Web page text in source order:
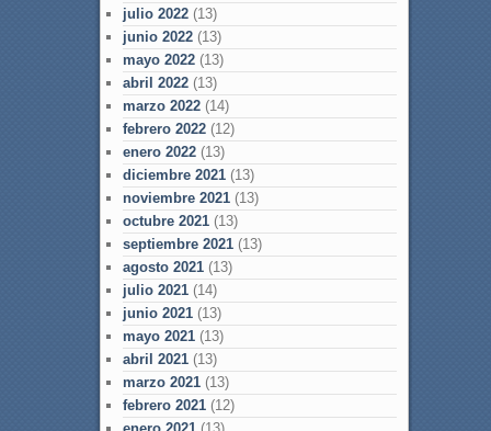
julio 2022(13)
junio 2022(13)
mayo 2022(13)
abril 2022(13)
marzo 2022(14)
febrero 2022(12)
enero 2022(13)
diciembre 2021(13)
noviembre 2021(13)
octubre 2021(13)
septiembre 2021(13)
agosto 2021(13)
julio 2021(14)
junio 2021(13)
mayo 2021(13)
abril 2021(13)
marzo 2021(13)
febrero 2021(12)